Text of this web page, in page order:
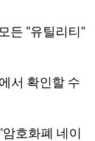
든 "유틸리티"
서 확인할 수
호화폐 네이